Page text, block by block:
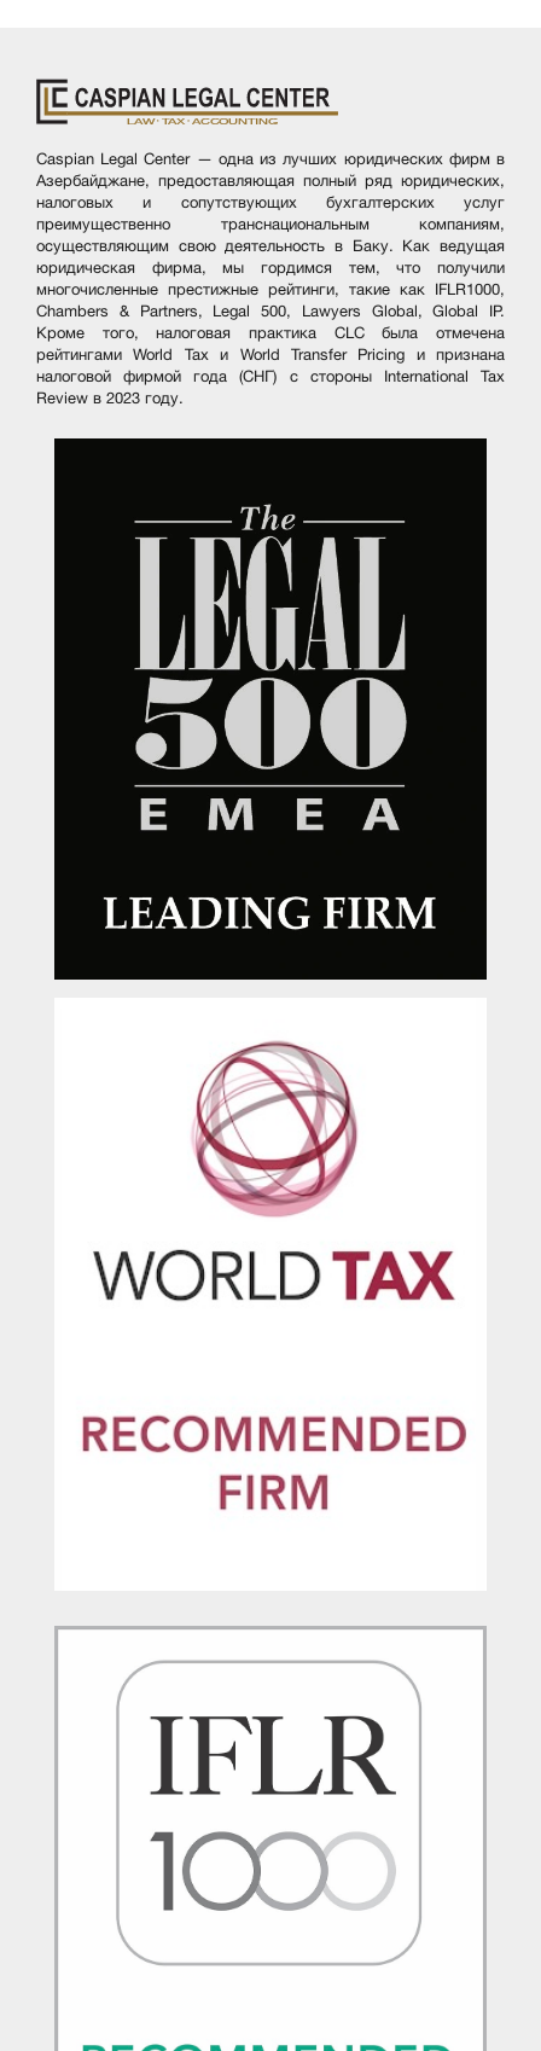
Caspian Legal Center — одна из лучших юридических фирм в
Азербайджане, предоставляющая полный ряд юридических,
налоговых и сопутствующих бухгалтерских услуг
преимущественно транснациональным компаниям,
осуществляющим свою деятельность в Баку. Как ведущая
юридическая фирма, мы гордимся тем, что получили
многочисленные престижные рейтинги, такие как IFLR1000,
Chambers & Partners, Legal 500, Lawyers Global, Global IP.
Кроме того, налоговая практика CLC была отмечена
рейтингами World Tax и World Transfer Pricing и признана
налоговой фирмой года (СНГ) с стороны International Tax
Review в 2023 году.